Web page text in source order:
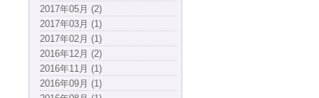
2017年05月 (2)
2017年03月 (1)
2017年02月 (1)
2016年12月 (2)
2016年11月 (1)
2016年09月 (1)